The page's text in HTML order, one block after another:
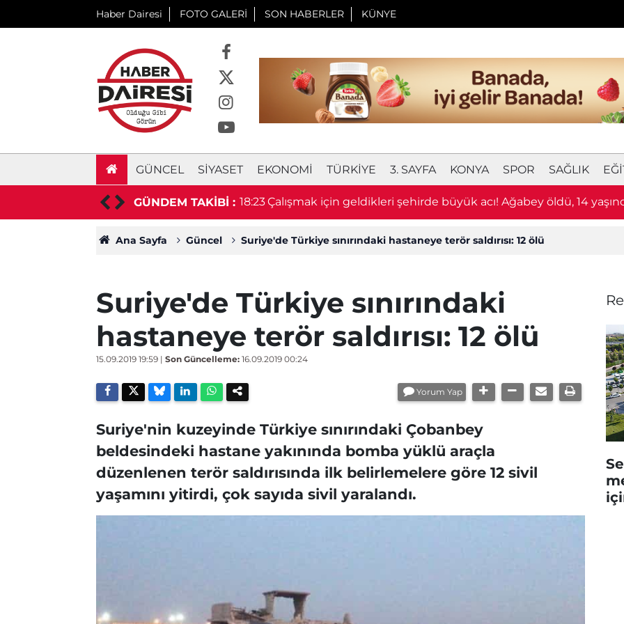
Haber Dairesi FOTO GALERİ SON HABERLER KÜNYE
GÜNCEL SIYASET EKONOMI TÜRKIYE 3. SAYFA KONYA SPOR SAĞLIK
GÜNDEM TAKİBİ :
tarife yürürlüğe girdi 18:23Çalışmak için geldikleri şehirde büyük acı! Ağabey öldü, 14
durumu ağır
Ana Sayfa Güncel Suriye'de Türkiye sınırındaki hastaneye terör saldırısı: 12 ölü
Suriye'de Türkiye sınırındaki
hastaneye terör saldırısı: 12 ölü
15.09.2019 19:59 | Son Güncelleme: 16.09.2019 00:24
Yorum Yap
Suriye'nin kuzeyinde Türkiye sınırındaki Çobanbey
beldesindeki hastane yakınında bomba yüklü araçla
düzenlenen terör saldırısında ilk belirlemelere göre 12 sivil
yaşamını yitirdi, çok sayıda sivil yaralandı.